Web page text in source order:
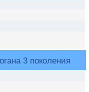
3 поколения